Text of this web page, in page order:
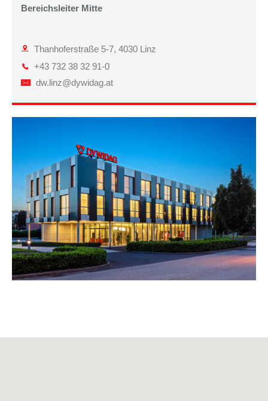
Bereichsleiter Mitte
Thanhoferstraße 5-7, 4030 Linz
+43 732 38 32 91-0
dw.linz@dywidag.at